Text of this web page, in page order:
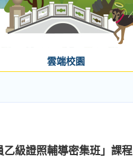
雲端校園
級證照輔導密集班」課程